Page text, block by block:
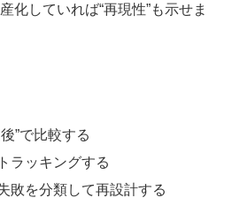
化していれば“再現性”も示せま
”で比較する
ラッキングする
敗を分類して再設計する